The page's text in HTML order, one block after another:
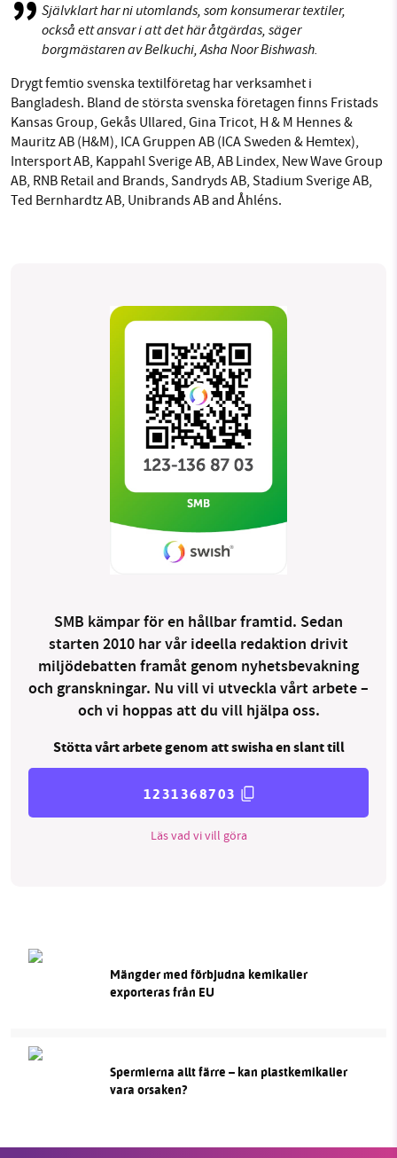
Självklart har ni utomlands, som konsumerar textiler,
också ett ansvar i att det här åtgärdas, säger
borgmästaren av Belkuchi, Asha Noor Bishwash.
Drygt femtio svenska textilföretag har verksamhet i
Bangladesh. Bland de största svenska företagen finns Fristads
Kansas Group, Gekås Ullared, Gina Tricot, H & M Hennes &
Mauritz AB (H&M), ICA Gruppen AB (ICA Sweden & Hemtex),
Intersport AB, Kappahl Sverige AB, AB Lindex, New Wave Group
AB, RNB Retail and Brands, Sandryds AB, Stadium Sverige AB,
Ted Bernhardtz AB, Unibrands AB and Åhléns.
SMB kämpar för en hållbar framtid. Sedan
starten 2010 har vår ideella redaktion drivit
miljödebatten framåt genom nyhetsbevakning
och granskningar. Nu vill vi utveckla vårt arbete –
och vi hoppas att du vill hjälpa oss.
Stötta vårt arbete genom att swisha en slant till
1231368703
Läs vad vi vill göra
Mängder med förbjudna kemikalier
exporteras från EU
Spermierna allt färre – kan plastkemikalier
vara orsaken?